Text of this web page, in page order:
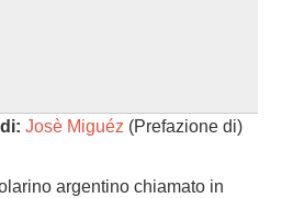
Josè Miguéz (Prefazione di)
argentino chiamato in